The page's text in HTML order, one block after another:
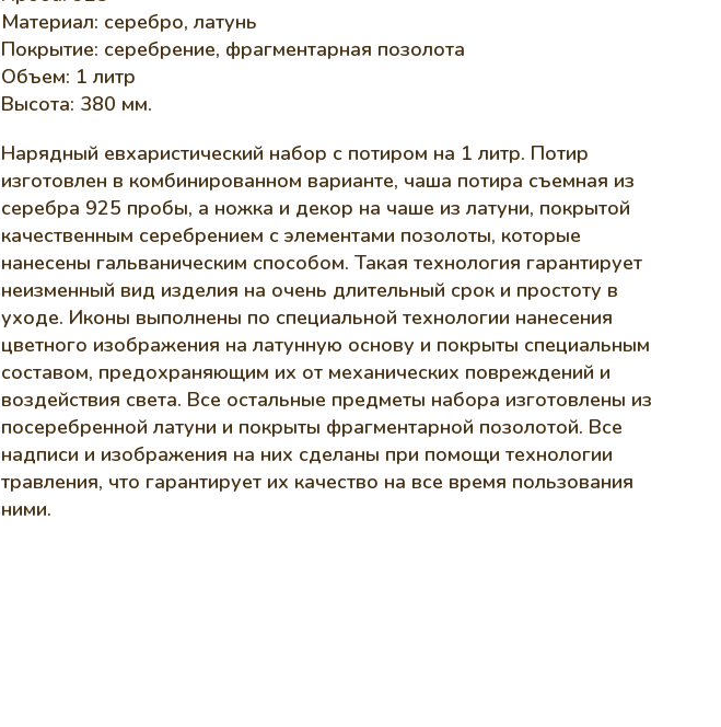
Материал: серебро, латунь
Покрытие: серебрение, фрагментарная позолота
Объем: 1 литр
Высота: 380 мм.
Нарядный евхаристический набор с потиром на 1 литр. Потир
изготовлен в комбинированном варианте, чаша потира съемная из
серебра 925 пробы, а ножка и декор на чаше из латуни, покрытой
качественным серебрением с элементами позолоты, которые
нанесены гальваническим способом. Такая технология гарантирует
неизменный вид изделия на очень длительный срок и простоту в
уходе. Иконы выполнены по специальной технологии нанесения
цветного изображения на латунную основу и покрыты специальным
составом, предохраняющим их от механических повреждений и
воздействия света. Все остальные предметы набора изготовлены из
посеребренной латуни и покрыты фрагментарной позолотой. Все
надписи и изображения на них сделаны при помощи технологии
травления, что гарантирует их качество на все время пользования
ними.